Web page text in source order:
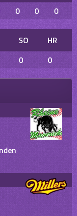
0 0 0
SO
HR
0 0